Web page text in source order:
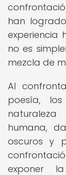
han
experiencia
no es
mezcla de
Al
poesía,
humana,
oscuros y
exponer